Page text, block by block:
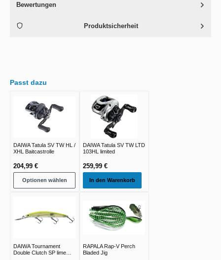
Bewertungen
Produktsicherheit
Passt dazu
DAIWA Tatula SV TW HL /
XHL Baitcastrolle
204,99 €
Optionen wählen
DAIWA Tatula SV TW LTD
103HL limited
259,99 €
In den Warenkorb
DAIWA Tournament
Double Clutch SP lime
RAPALA Rap-V Perch
Bladed Jig